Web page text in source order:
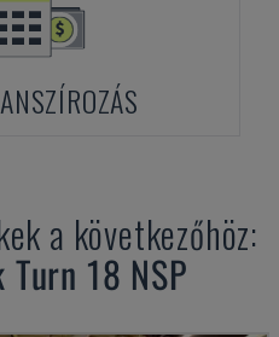
a következőhöz:
Turn 18 NSP